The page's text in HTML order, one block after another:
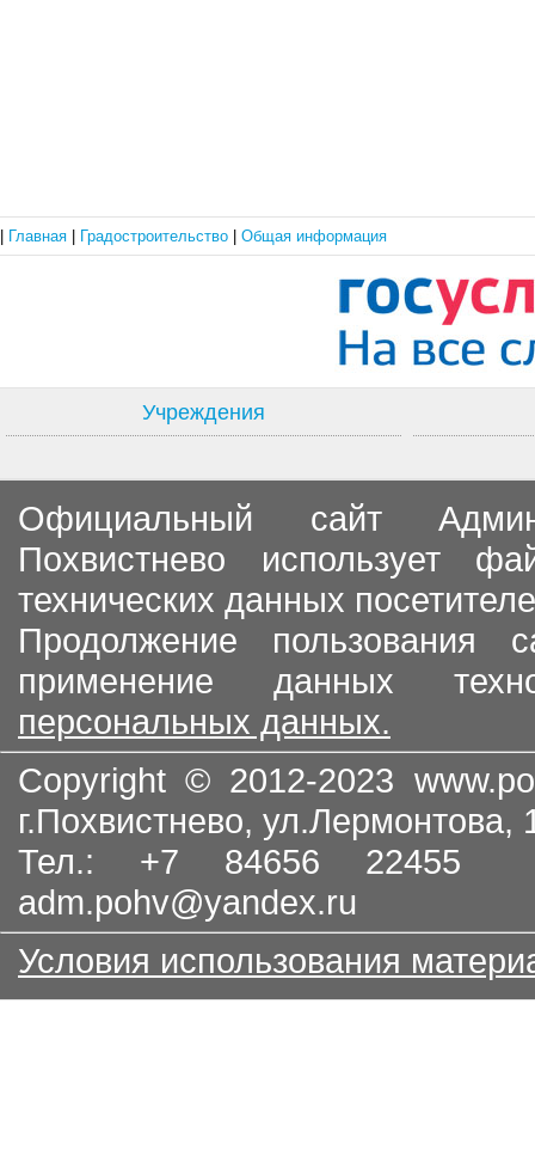
Главная Градостроительство Общая информация
Учреждения
Официальный сайт
Похвистнево использует
технических данных
Продолжение пользования
применение данных
персональных данных.
Copyright © 2012-2023
г.Похвистнево, ул.Лермонтова,
Тел.: +7 84656
adm.pohv@yandex.ru
Условия использования